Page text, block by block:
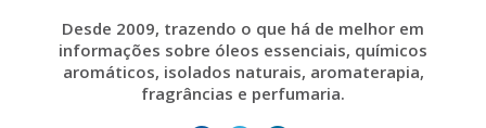
Desde 2009, trazendo o que há de melhor em
informações sobre óleos essenciais, químicos
aromáticos, isolados naturais, aromaterapia,
fragrâncias e perfumaria.